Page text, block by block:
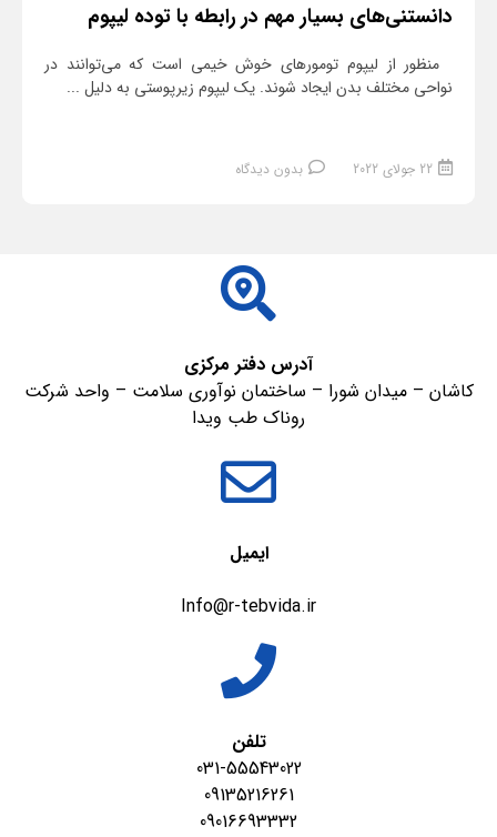
دانستنی‌های بسیار مهم در رابطه با توده لیپوم
منظور از لیپوم تومورهای خوش خیمی است که می‌توانند در
نواحی مختلف بدن ایجاد شوند. یک لیپوم زیرپوستی به دلیل ...
22 جولای 2022 بدون دیدگاه
آدرس دفتر مرکزی
کاشان – میدان شورا – ساختمان نوآوری سلامت – واحد شرکت
روناک طب ویدا
ایمیل
Info@r-tebvida.ir
تلفن
031-55543022
09135216261
09016693332